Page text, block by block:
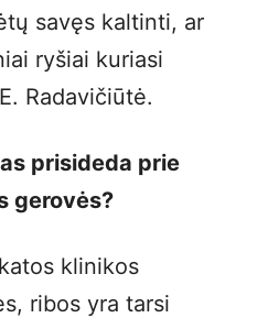
savęs kaltinti, ar
ryšiai kuriasi
Radavičiūtė.
prisideda prie
gerovės?
klinikos
ribos yra tarsi